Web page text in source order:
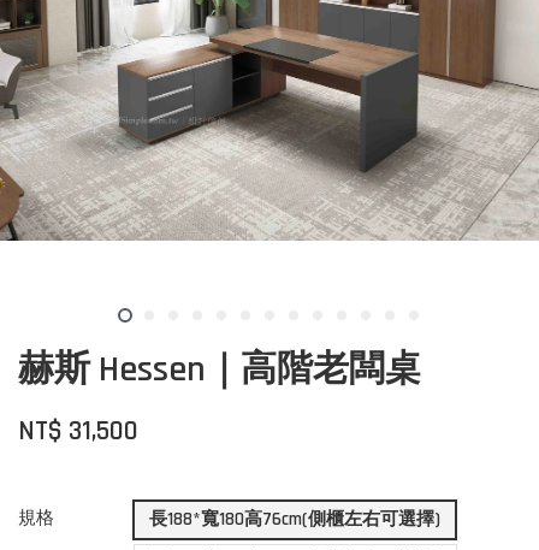
赫斯 Hessen｜高階老闆桌
NT$ 31,500
規格
長188*寬180高76cm(側櫃左右可選擇)